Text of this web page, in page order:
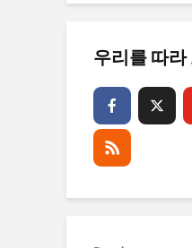
우리를 따라